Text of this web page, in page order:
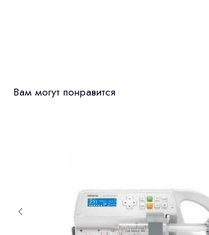
Вам могут понравится